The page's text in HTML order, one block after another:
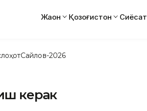
Жаҳон Қозоғистон Сиёсат
Сайлов-2026
керак